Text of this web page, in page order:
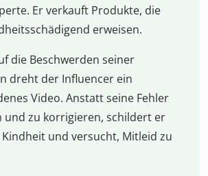
Er verkauft Produkte, die
erweisen.
die Beschwerden seiner
dreht der Influencer ein
Video. Anstatt seine Fehler
und zu korrigieren, schildert er
und versucht, Mitleid zu